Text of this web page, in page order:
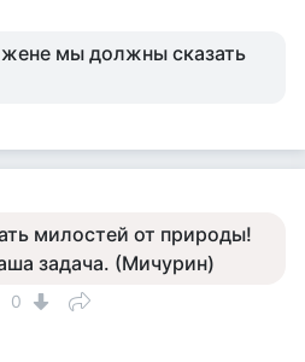
жене мы должны сказать
милостей от природы!
задача. (Мичурин)
0